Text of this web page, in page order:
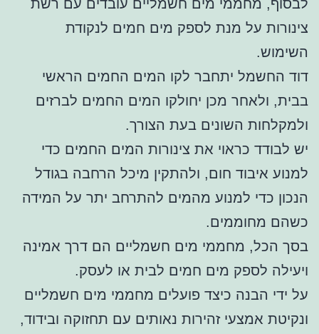
לבסוף, מחממי מים חשמליים עובדים עם רשת
צינורות על מנת לספק מים חמים לנקודת
השימוש.
דוד החשמל יתחבר לקו המים החמים הראשי
בבית, ולאחר מכן יחולקו המים החמים לברזים
ולמקלחות השונים בעת הצורך.
יש לבודד כראוי את צינורות המים החמים כדי
למנוע איבוד חום, ולהתקין מיכל הרחבה בגודל
הנכון כדי למנוע מהמים להתרחב יתר על המידה
כשהם מחוממים.
בסך הכל, מחממי מים חשמליים הם דרך אמינה
ויעילה לספק מים חמים לבית או לעסק.
על ידי הבנה כיצד פועלים מחממי מים חשמליים
ונקיטת אמצעי זהירות נאותים עם תחזוקה ובידוד,